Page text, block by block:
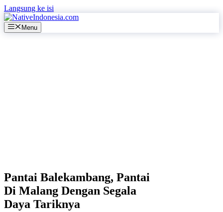
Langsung ke isi
Menu
Pantai Balekambang, Pantai
Di Malang Dengan Segala
Daya Tariknya